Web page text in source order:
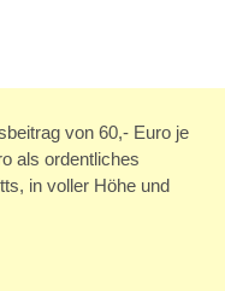
von 60,- Euro je
als ordentliches
in voller Höhe und